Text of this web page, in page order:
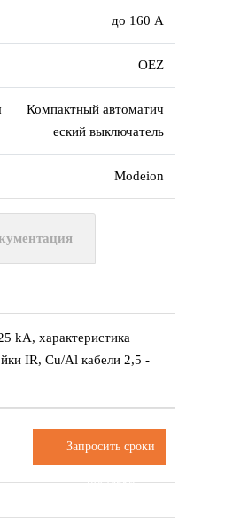
до 160 А
OEZ
Компактный автоматич
еский выключатель
Modeion
kA, характеристика
IR, Cu/Al кабели 2,5 -
Запросить сроки
поставки